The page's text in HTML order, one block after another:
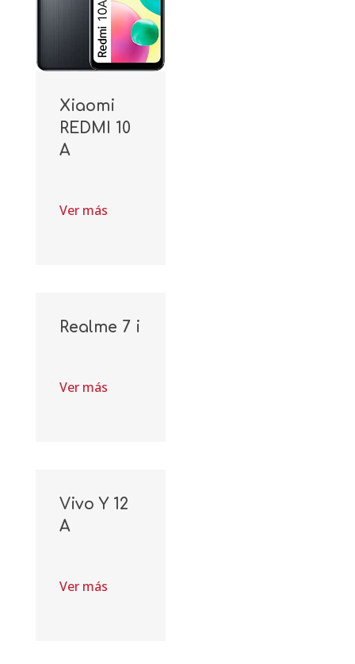
Xiaomi
REDMI 10
A
Ver más
Realme 7 i
Ver más
Vivo Y 12
A
Ver más